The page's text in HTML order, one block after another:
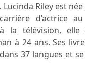
Lucinda Riley est
d’actrice
la télévision,
à 24 ans. Ses
37 langues et